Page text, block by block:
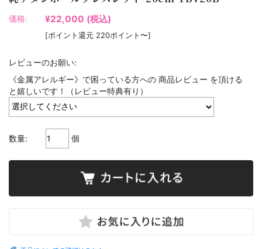
価格: ¥22,000 (税込)
[ポイント還元 220ポイント〜]
レビューのお願い:
《金属アレルギー》で困っている方への 商品レビュー を頂ける
と嬉しいです！（レビュー特典有り）
数量: 個